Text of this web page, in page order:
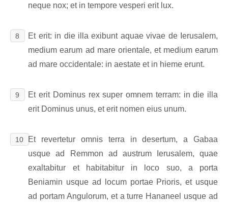
neque nox; et in tempore vesperi erit lux.
8
Et erit: in die illa exibunt aquae vivae de Ierusalem,
medium earum ad mare orientale, et medium earum
ad mare occidentale: in aestate et in hieme erunt.
9
Et erit Dominus rex super omnem terram: in die illa
erit Dominus unus, et erit nomen eius unum.
10
Et revertetur omnis terra in desertum, a Gabaa
usque ad Remmon ad austrum Ierusalem, quae
exaltabitur et habitabitur in loco suo, a porta
Beniamin usque ad locum portae Prioris, et usque
ad portam Angulorum, et a turre Hananeel usque ad